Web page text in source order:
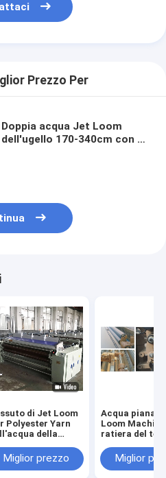
Prezzo Per
Doppia acqua Jet Loom
dell'ugello 170-340cm con lo
di Jet Loom
Polyester Yarn
della
di ELO
Miglior prezzo
Acqua piana
Loom
ratiera del
Miglior